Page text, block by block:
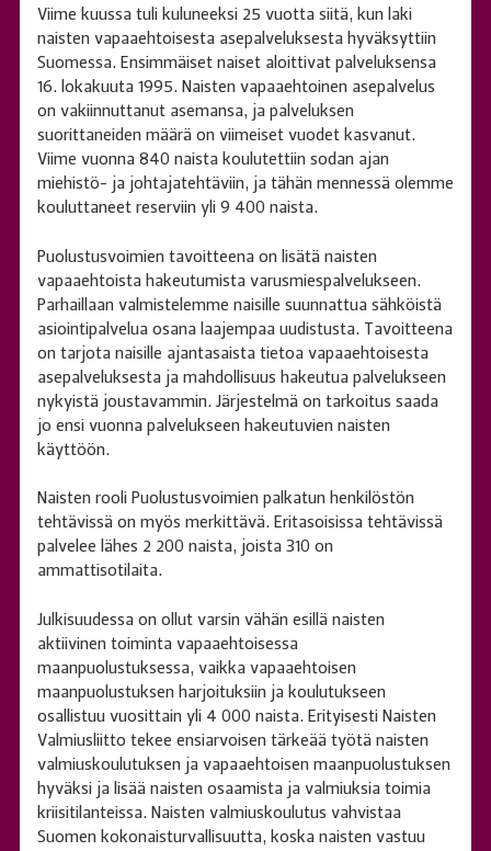
Viime kuussa tuli kuluneeksi 25 vuotta siitä, kun laki
naisten vapaaehtoisesta asepalveluksesta hyväksyttiin
Suomessa. Ensimmäiset naiset aloittivat palveluksensa
16. lokakuuta 1995. Naisten vapaaehtoinen asepalvelus
on vakiinnuttanut asemansa, ja palveluksen
suorittaneiden määrä on viimeiset vuodet kasvanut.
Viime vuonna 840 naista koulutettiin sodan ajan
miehistö- ja johtajatehtäviin, ja tähän mennessä olemme
kouluttaneet reserviin yli 9 400 naista.
Puolustusvoimien tavoitteena on lisätä naisten
vapaaehtoista hakeutumista varusmiespalvelukseen.
Parhaillaan valmistelemme naisille suunnattua sähköistä
asiointipalvelua osana laajempaa uudistusta. Tavoitteena
on tarjota naisille ajantasaista tietoa vapaaehtoisesta
asepalveluksesta ja mahdollisuus hakeutua palvelukseen
nykyistä joustavammin. Järjestelmä on tarkoitus saada
jo ensi vuonna palvelukseen hakeutuvien naisten
käyttöön.
Naisten rooli Puolustusvoimien palkatun henkilöstön
tehtävissä on myös merkittävä. Eritasoisissa tehtävissä
palvelee lähes 2 200 naista, joista 310 on
ammattisotilaita.
Julkisuudessa on ollut varsin vähän esillä naisten
aktiivinen toiminta vapaaehtoisessa
maanpuolustuksessa, vaikka vapaaehtoisen
maanpuolustuksen harjoituksiin ja koulutukseen
osallistuu vuosittain yli 4 000 naista. Erityisesti Naisten
Valmiusliitto tekee ensiarvoisen tärkeää työtä naisten
valmiuskoulutuksen ja vapaaehtoisen maanpuolustuksen
hyväksi ja lisää naisten osaamista ja valmiuksia toimia
kriisitilanteissa. Naisten valmiuskoulutus vahvistaa
Suomen kokonaisturvallisuutta, koska naisten vastuu